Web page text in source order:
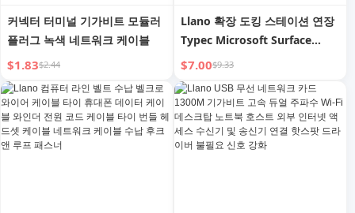
커넥터 터미널 기가비트 모듈러
플러그 녹색 네트워크 케이블
$1.83$2.44
Llano 확장 도킹 스테이션 연장
Typec Microsoft Surface
Pro9/8/6/5/4/Go2 태블릿 노트
북 노트북 어댑터 USB 프로젝션
스크린 HDMI 네트워크 포트
iPad 액세서리
$7.00$9.33